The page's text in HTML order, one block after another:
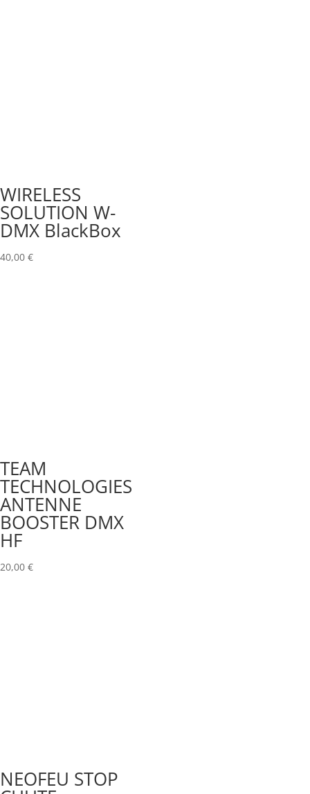
WIRELESS
SOLUTION W-
DMX BlackBox
40,00 €
TEAM
TECHNOLOGIES
ANTENNE
BOOSTER DMX
HF
20,00 €
NEOFEU STOP